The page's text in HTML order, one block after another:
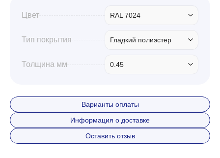
Цвет RAL 7024
Тип покрытия Гладкий полиэстер
Толщина мм 0.45
Варианты оплаты
Информация о доставке
Оставить отзыв